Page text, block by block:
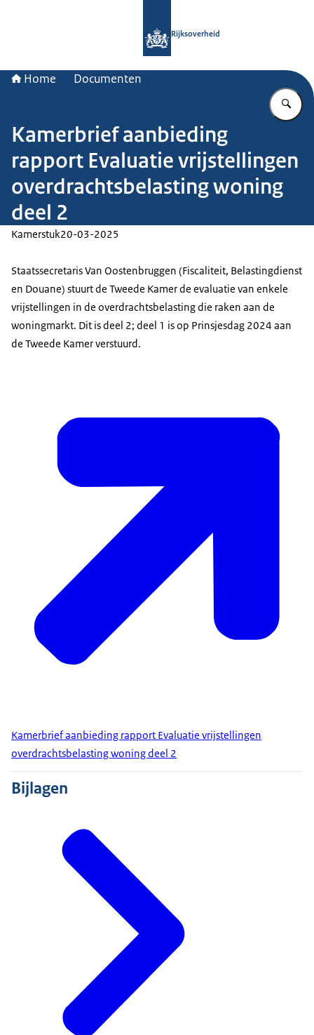
Rijksoverheid
Home Documenten
Kamerbrief aanbieding
rapport Evaluatie vrijstellingen
overdrachtsbelasting woning
deel 2
Kamerstuk20-03-2025
Staatssecretaris Van Oostenbruggen (Fiscaliteit, Belastingdienst
en Douane) stuurt de Tweede Kamer de evaluatie van enkele
vrijstellingen in de overdrachtsbelasting die raken aan de
woningmarkt. Dit is deel 2; deel 1 is op Prinsjesdag 2024 aan
de Tweede Kamer verstuurd.
Kamerbrief aanbieding rapport Evaluatie vrijstellingen
overdrachtsbelasting woning deel 2
Bijlagen